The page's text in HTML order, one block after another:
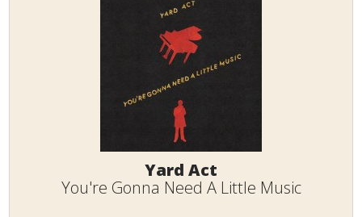
Yard Act
You're Gonna Need A Little Music